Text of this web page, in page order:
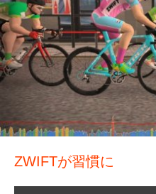
ZWIFTが習慣に